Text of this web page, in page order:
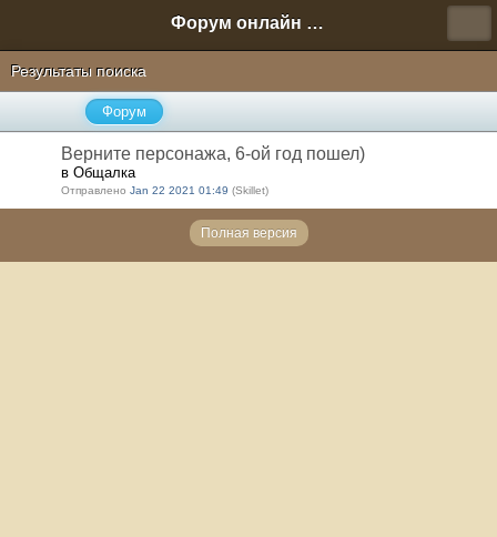
Форум онлайн игры "Новая Эра" (Нюра Биз)
Результаты поиска
Форум
Верните персонажа, 6-ой год пошел)
в Общалка
Отправлено Jan 22 2021 01:49 (Skillet)
Полная версия